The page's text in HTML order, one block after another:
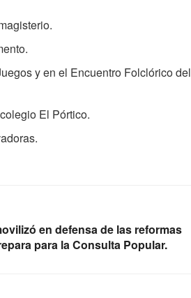
y en el Encuentro Folclórico del
El Pórtico.
en defensa de las reformas
para la Consulta Popular.